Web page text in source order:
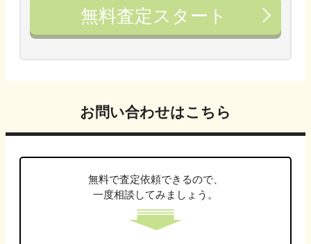
無料査定スタート
お問い合わせはこちら
無料で査定依頼できるので、
一度相談してみましょう。